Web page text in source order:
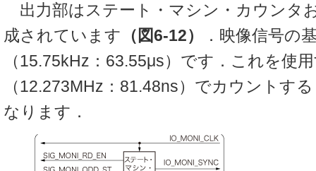
出力部はステート・マシン・カウンタ
成されています （図6-12）
．映像信号の
（15.75kHz：63.55μs）です．これを使
（12.273MHz：81.48ns）でカウントす
なります．